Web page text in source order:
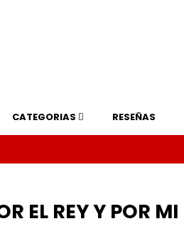
CATEGORIAS RESEÑAS
EL REY Y